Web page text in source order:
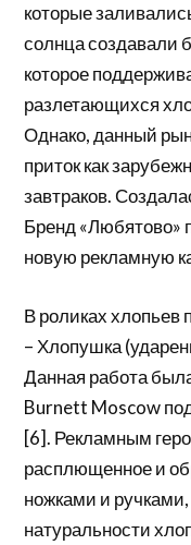
которые
солнца создавали
которое
разлетающихся
Однако, данный
приток как
завтраков.
Бренд «Любятово»
новую рекламную
В роликах хлопьев
– Хлопушка
Данная работа
Burnett Moscow
[6]. Рекламным
расплющенное и
ножками и
натуральности